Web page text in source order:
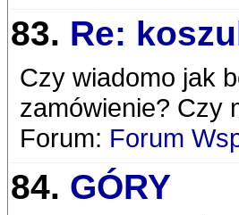
83. Re:
Czy wiadomo jak
zamówienie? Czy
Forum: Forum
84. GÓRY